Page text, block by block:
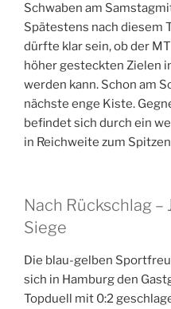
Schwaben am
Spätestens nach diesem
dürfte klar sein, ob der
höher gesteckten Zielen
werden kann. Schon am
nächste enge Kiste.
befindet sich durch ein
in Reichweite zum
Nach Rückschlag –
Siege
Die blau-gelben
sich in Hamburg den
Topduell mit 0:2